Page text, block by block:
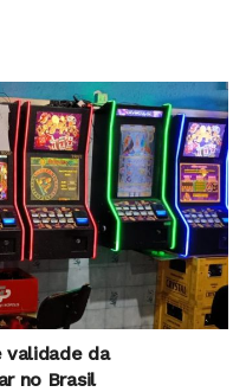
validade da
no Brasil